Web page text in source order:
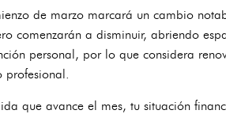
de marzo marcará un cambio
comenzarán a disminuir, abriendo
personal, por lo que considera
profesional.
que avance el mes, tu situación